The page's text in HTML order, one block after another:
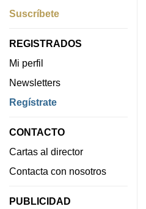
Suscríbete
REGISTRADOS
Mi perfil
Newsletters
Regístrate
CONTACTO
Cartas al director
Contacta con nosotros
PUBLICIDAD